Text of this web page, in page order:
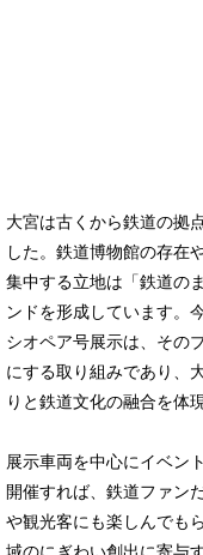
大宮は古くから鉄道の拠
した。鉄道博物館の存在
集中する立地は「鉄道の
ンドを形成しています。
シオペア号展示は、その
にする取り組みであり、
りと鉄道文化の融合を体
展示車両を中心にイベン
開催すれば、鉄道ファン
や観光客にも楽しんでも